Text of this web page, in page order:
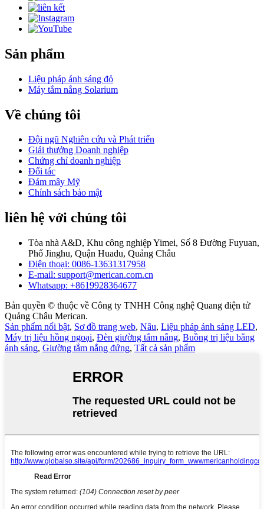
Sản phẩm
Liệu pháp ánh sáng đỏ
Máy tắm nắng Solarium
Về chúng tôi
Đội ngũ Nghiên cứu và Phát triển
Giải thưởng Doanh nghiệp
Chứng chỉ doanh nghiệp
Đối tác
Đám mây Mỹ
Chính sách bảo mật
liên hệ với chúng tôi
Tòa nhà A&D, Khu công nghiệp Yimei, Số 8 Đường Fuyuan,
Phố Jinghu, Quận Huadu, Quảng Châu
Điện thoại: 0086-13631317958
E-mail: support@merican.com.cn
Whatsapp: +8619928364677
Bản quyền © thuộc về Công ty TNHH Công nghệ Quang điện tử
Quảng Châu Merican.
Sản phẩm nổi bật, Sơ đồ trang web, Nâu, Liệu pháp ánh sáng LED,
Máy trị liệu hồng ngoại, Đèn giường tắm nắng, Buồng trị liệu bằng
ánh sáng, Giường tắm nắng đứng, Tất cả sản phẩm